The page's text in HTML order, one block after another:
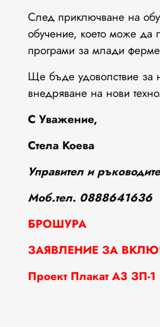
След приключване на
обучение, което може да
програми за млади
Ще бъде удоволствие за
внедряване на нови
С Уважение,
Стела Коева
Управител и
Моб.тел. 0888641636
БРОШУРА
ЗАЯВЛЕНИЕ ЗА
Проект Плакат А3 ЗП-1